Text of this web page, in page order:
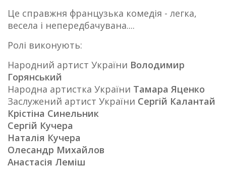
Це справжня французька комедія - легка,
весела і непередбачувана....
Ролі виконують:
Народний артист України Володимир
Горянський
Народна артистка України Тамара Яценко
Заслужений артист України Сергій Калантай
Крістіна Синельник
Сергій Кучера
Наталія Кучера
Олесандр Михайлов
Анастасія Леміш